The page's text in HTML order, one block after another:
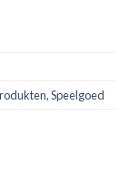
,Speelgoed